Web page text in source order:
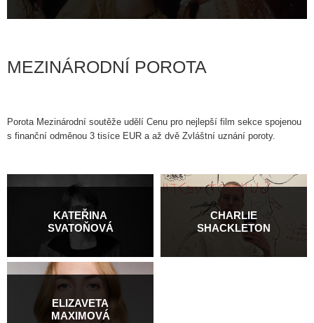
Více informací
MEZINÁRODNÍ POROTA
Porota Mezinárodní soutěže udělí Cenu pro nejlepší film sekce spojenou
s finanční odměnou 3 tisíce EUR a až dvě Zvláštní uznání poroty.
KATEŘINA
SVATOŇOVÁ
CHARLIE
SHACKLETON
ELIZAVETA
MAXIMOVÁ